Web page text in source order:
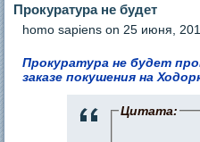
Прокуратура не будет
homo sapiens on 25 июня,
Прокуратура не будет
заказе покушения на
Цитата: